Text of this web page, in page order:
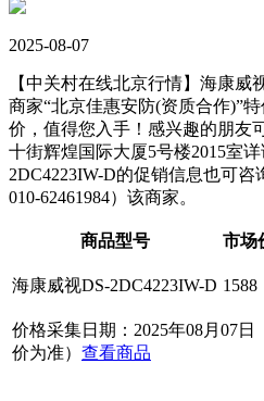
2025-08-07
【中关村在线北京行情】海康威
商家“北京佳惠安防(资质合作)”
价，值得您入手！感兴趣的朋友
十街辉煌国际大厦5号楼2015室
2DC4223IW-D的促销信息也可咨
010-62461984）该商家。
商品型号 市场
海康威视DS-2DC4223IW-D 1588
价格采集日期：2025年08月07
价为准） 查看商品